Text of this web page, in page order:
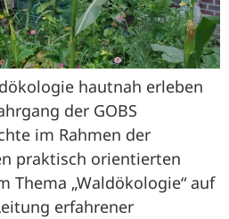
hautnah erleben
der GOBS
im Rahmen der
praktisch orientierten
Thema „Waldökologie“ auf
erfahrener